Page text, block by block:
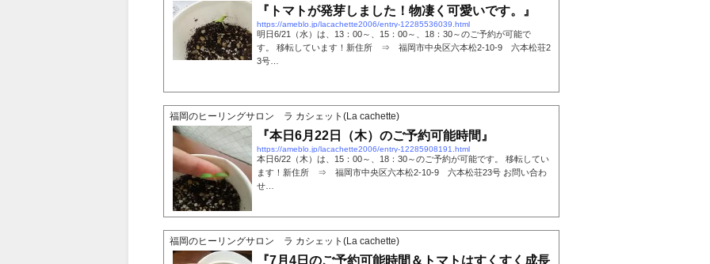
『トマトが発芽しました！物凄く可愛いです。』
https://ameblo.jp/lacachette2006/entry-12285536039.html
明日6/21（水）は、13：00～、15：00～、18：30～のご予約が可能で
す。 移転しています！新住所 ⇒ 福岡市中央区六本松2-10-9 六本松荘2
3号…
福岡のヒーリングサロン ラ カシェット(La cachette)
『本日6月22日（木）のご予約可能時間』
https://ameblo.jp/lacachette2006/entry-12285908191.html
本日6/22（木）は、15：00～、18：30～のご予約が可能です。 移転してい
ます！新住所 ⇒ 福岡市中央区六本松2-10-9 六本松荘23号 お問い合わ
せ…
福岡のヒーリングサロン ラ カシェット(La cachette)
『7月4日のご予約可能時間＆トマトはすくすく成長